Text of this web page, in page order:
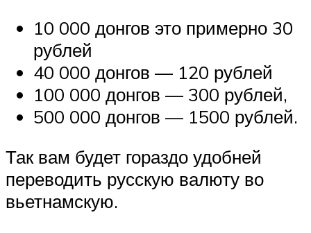
10 000 донгов это примерно 30
рублей
40 000 донгов — 120 рублей
100 000 донгов — 300 рублей,
500 000 донгов — 1500 рублей.
Так вам будет гораздо удобней
переводить русскую валюту во
вьетнамскую.